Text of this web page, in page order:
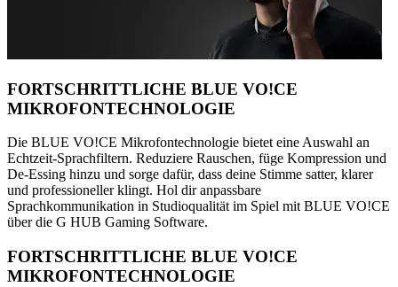
FORTSCHRITTLICHE BLUE VO!CE
MIKROFONTECHNOLOGIE
Die BLUE VO!CE Mikrofontechnologie bietet eine Auswahl an
Echtzeit-Sprachfiltern. Reduziere Rauschen, füge Kompression und
De-Essing hinzu und sorge dafür, dass deine Stimme satter, klarer
und professioneller klingt. Hol dir anpassbare
Sprachkommunikation in Studioqualität im Spiel mit BLUE VO!CE
über die G HUB Gaming Software.
FORTSCHRITTLICHE BLUE VO!CE
MIKROFONTECHNOLOGIE